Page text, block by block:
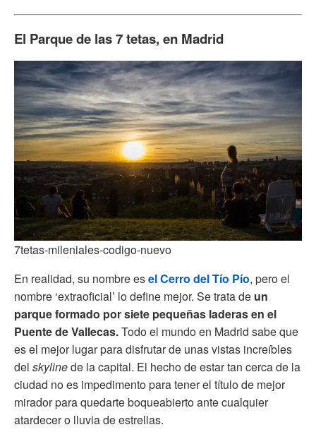
El Parque de las 7 tetas, en Madrid
7tetas-mileniales-codigo-nuevo
En realidad, su nombre esel Cerro del Tío Pío, pero el
nombre ‘extraoficial’ lo define mejor. Se trata de un
parque formado por siete pequeñas laderas en el
Puente de Vallecas.Todo el mundo en Madrid sabe que
es el mejor lugar para disfrutar de unas vistas increíbles
del skylinede la capital. El hecho de estar tan cerca de la
ciudad no es impedimento para tener el título de mejor
mirador para quedarte boqueabierto ante cualquier
atardecer o lluvia de estrellas.